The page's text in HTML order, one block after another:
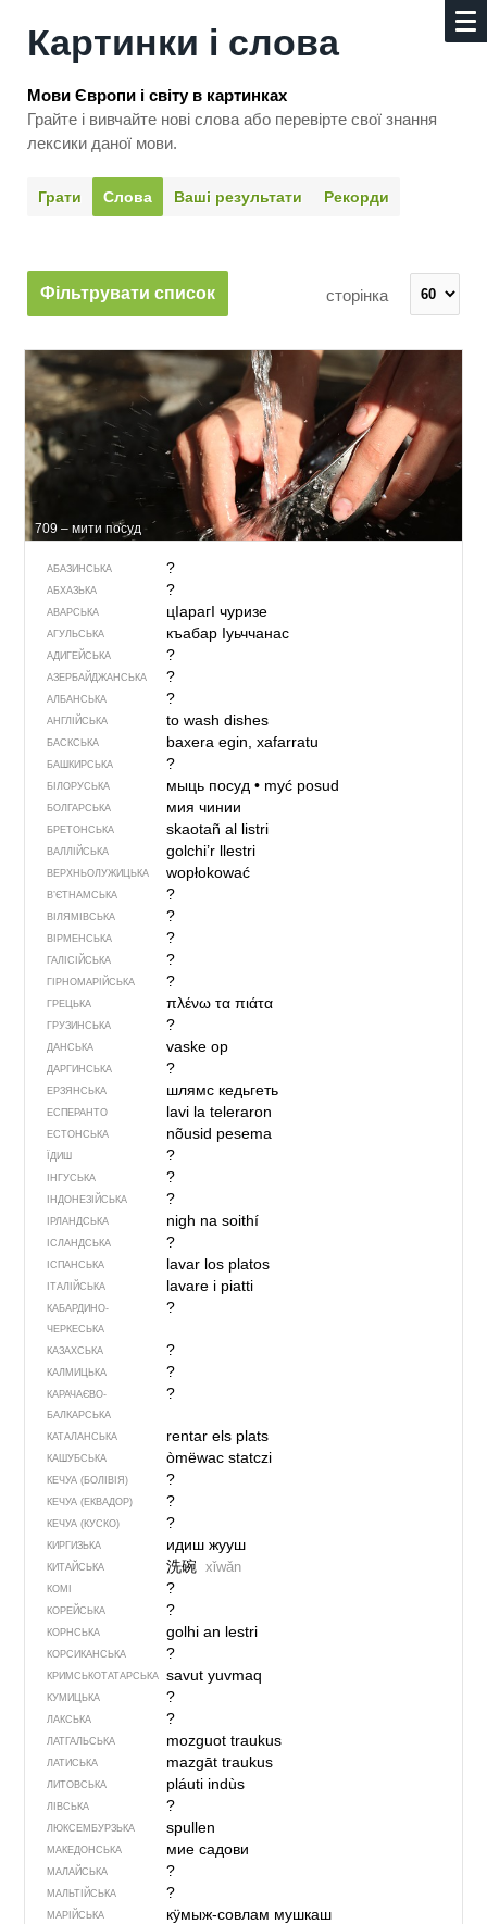
Картинки і слова
Мови Європи і світу в картинках
Грайте і вивчайте нові слова або перевірте свої знання
лексики даної мови.
Грати Слова Ваші результати Рекорди
Фільтрувати список сторінка
709 – мити посуд
АБАЗИНСЬКА ?
АБХАЗЬКА ?
АВАРСЬКА цIарагI чуризе
АГУЛЬСЬКА къабар Iуьччанас
АДИГЕЙСЬКА ?
АЗЕРБАЙДЖАНСЬКА ?
АЛБАНСЬКА ?
АНГЛІЙСЬКА to wash dishes
БАСКСЬКА baxera egin, xafarratu
БАШКИРСЬКА ?
БІЛОРУСЬКА мыць посуд• myć posud
БОЛГАРСЬКА мия чинии
БРЕТОНСЬКА skaotañ al listri
ВАЛЛІЙСЬКА golchi’r llestri
ВЕРХНЬОЛУЖИЦЬКА wopłokować
В’ЄТНАМСЬКА ?
ВІЛЯМІВСЬКА ?
ВІРМЕНСЬКА ?
ГАЛІСІЙСЬКА ?
ГІРНОМАРІЙСЬКА ?
ГРЕЦЬКА πλένω τα πιάτα
ГРУЗИНСЬКА ?
ДАНСЬКА vaske op
ДАРГИНСЬКА ?
ЕРЗЯНСЬКА шлямс кедьгеть
ЕСПЕРАНТО lavi la teleraron
ЕСТОНСЬКА nõusid pesema
ЇДИШ ?
ІНГУСЬКА ?
ІНДОНЕЗІЙСЬКА ?
ІРЛАНДСЬКА nigh na soithí
ІСЛАНДСЬКА ?
ІСПАНСЬКА lavar los platos
ІТАЛІЙСЬКА lavare i piatti
КАБАРДИНО-
ЧЕРКЕСЬКА
?
КАЗАХСЬКА ?
КАЛМИЦЬКА ?
КАРАЧАЄВО-
БАЛКАРСЬКА
?
КАТАЛАНСЬКА rentar els plats
КАШУБСЬКА òmëwac statczi
КЕЧУА (БОЛІВІЯ) ?
КЕЧУА (ЕКВАДОР) ?
КЕЧУА (КУСКО) ?
КИРГИЗЬКА идиш жууш
КИТАЙСЬКА 洗碗 xǐwǎn
КОМІ ?
КОРЕЙСЬКА ?
КОРНСЬКА golhi an lestri
КОРСИКАНСЬКА ?
КРИМСЬКОТАТАРСЬКА savut yuvmaq
КУМИЦЬКА ?
ЛАКСЬКА ?
ЛАТГАЛЬСЬКА mozguot traukus
ЛАТИСЬКА mazgāt traukus
ЛИТОВСЬКА pláuti indùs
ЛІВСЬКА ?
ЛЮКСЕМБУРЗЬКА spullen
МАКЕДОНСЬКА мие садови
МАЛАЙСЬКА ?
МАЛЬТІЙСЬКА ?
МАРІЙСЬКА кӱмыж-совлам мушкаш